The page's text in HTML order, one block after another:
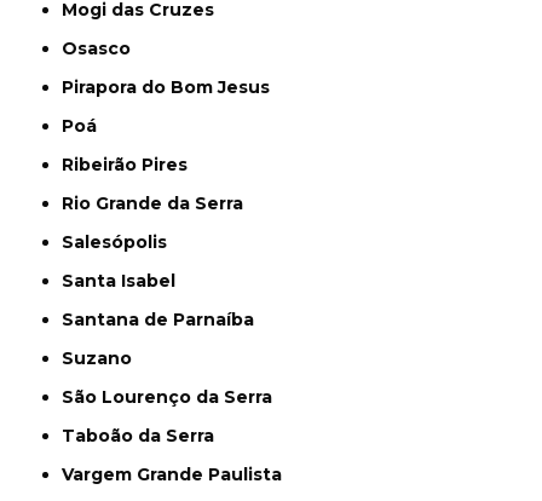
Mogi das Cruzes
Osasco
Pirapora do Bom Jesus
Poá
Ribeirão Pires
Rio Grande da Serra
Salesópolis
Santa Isabel
Santana de Parnaíba
Suzano
São Lourenço da Serra
Taboão da Serra
Vargem Grande Paulista